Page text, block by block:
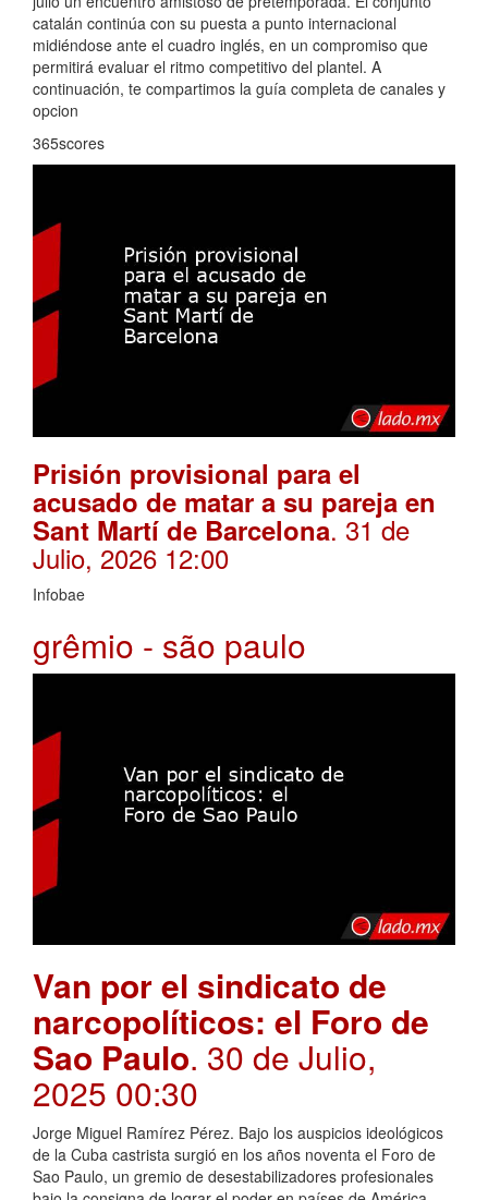
catalán continúa con su puesta a punto internacional
midiéndose ante el cuadro inglés, en un compromiso que
permitirá evaluar el ritmo competitivo del plantel. A
continuación, te compartimos la guía completa de canales y
opcion
365scores
Prisión provisional para el
acusado de matar a su pareja en
Sant Martí de Barcelona. 31 de
Julio, 2026 12:00
Infobae
grêmio - são paulo
Van por el sindicato de
narcopolíticos: el Foro de
Sao Paulo. 30 de Julio,
2025 00:30
Jorge Miguel Ramírez Pérez. Bajo los auspicios ideológicos
de la Cuba castrista surgió en los años noventa el Foro de
Sao Paulo, un gremio de desestabilizadores profesionales